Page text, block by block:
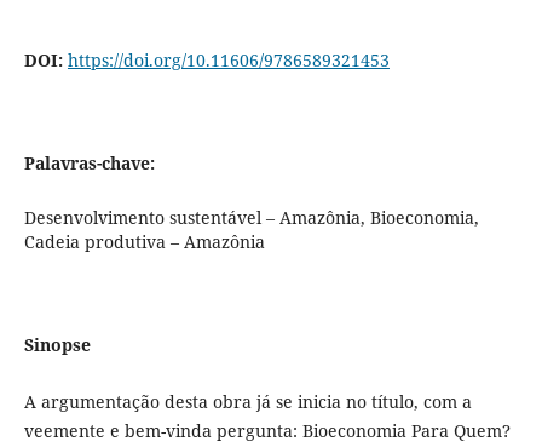
DOI: https://doi.org/10.11606/9786589321453
Palavras-chave:
Desenvolvimento sustentável – Amazônia, Bioeconomia,
Cadeia produtiva – Amazônia
Sinopse
A argumentação desta obra já se inicia no título, com a
veemente e bem-vinda pergunta: Bioeconomia Para Quem?